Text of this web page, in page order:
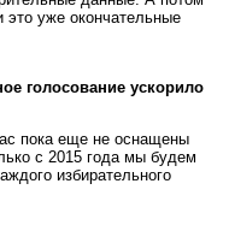
уже окончательные
голосование ускорило
пока еще не оснащены
с 2015 года мы будем
избирательного